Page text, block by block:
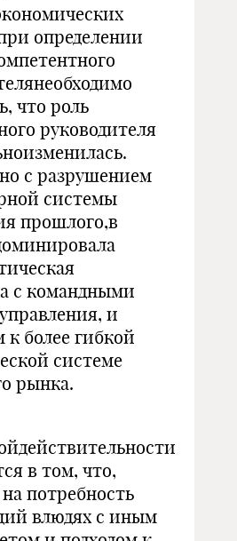
определении
что роль
руководителя
с разрушением
системы
прошлого,в
с командными
и
к более гибкой
системе
рынка.
в том, что,
потребность
влюдях с иным